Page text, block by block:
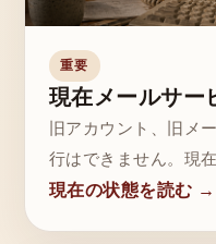
重要
現在メールサー
旧アカウント、旧メ
行はできません。現
現在の状態を読む →